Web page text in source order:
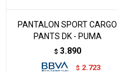
PANTALON SPORT CARGO
PANTS DK - PUMA
$ 3.890
$ 2.723